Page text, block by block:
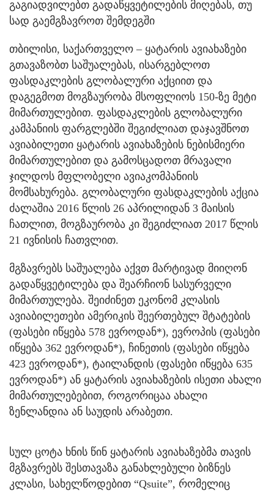
გაგიადვილებთ გადაწყვეტილების მიღებას, თუ
სად გაემგზავროთ შემდეგში
თბილისი, საქართველო – ყატარის ავიახაზები
გთავაზობთ საშუალებას, ისარგებლოთ
ფასდაკლების გლობალური აქციით და
დაგეგმოთ მოგზაურობა მსოფლიოს 150-ზე მეტი
მიმართულებით. ფასდაკლების გლობალური
კამპანიის ფარგლებში შეგიძლიათ დაჯავშნოთ
ავიაბილეთი ყატარის ავიახაზების ნებისმიერი
მიმართულებით და გამოსცადოთ მრავალი
ჯილდოს მფლობელი ავიაკომპანიის
მომსახურება. გლობალური ფასდაკლების აქცია
ძალაშია 2016 წლის 26 აპრილიდან 3 მაისის
ჩათლით, მოგზაურობა კი შეგიძლიათ 2017 წლის
21 ივნისის ჩათვლით.
მგზავრებს საშუალება აქვთ მარტივად მიიღონ
გადაწყვეტილება და შეარჩიონ სასურველი
მიმართულება. შეიძინეთ ეკონომ კლასის
ავიაბილეთები ამერიკის შეერთებულ შტატების
(ფასები იწყება 578 ევროდან*), ევროპის (ფასები
იწყება 362 ევროდან*), ჩინეთის (ფასები იწყება
423 ევროდან*), ტაილანდის (ფასები იწყება 635
ევროდან*) ან ყატარის ავიახაზების ისეთი ახალი
მიმართულებებით, როგორიცაა ახალი
ზენლანდია ან საუდის არაბეთი.
სულ ცოტა ხნის წინ ყატარის ავიახაზებმა თავის
მგზავრებს შესთავაზა განახლებული ბიზნეს
კლასი, სახელწოდებით “Qsuite”, რომელიც